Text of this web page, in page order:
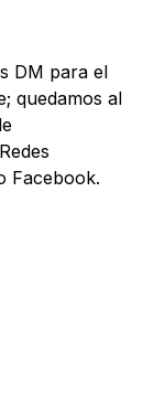
DM para el
quedamos al
Facebook.